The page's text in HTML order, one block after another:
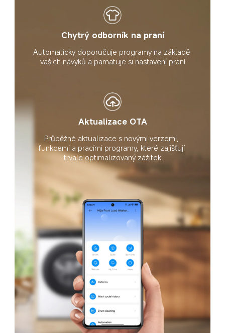
Chytrý odborník na praní
Automaticky doporučuje programy na základě
vašich návyků a pamatuje si nastavení praní
Aktualizace OTA
Průběžné aktualizace s novými verzemi,
funkcemi a pracími programy, které zajišťují
trvale optimalizovaný zážitek